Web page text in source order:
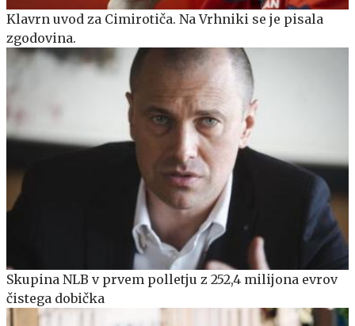
Klavrn uvod za Cimirotiča. Na Vrhniki se je pisala
zgodovina.
Skupina NLB v prvem polletju z 252,4 milijona evrov
čistega dobička